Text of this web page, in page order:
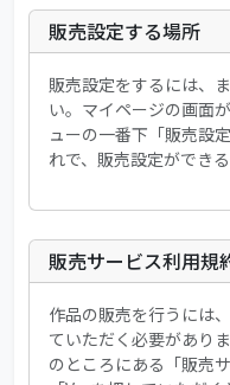
販売設定する場所
販売設定をするには、
い。マイページの画面
ューの一番下「販売設
れで、販売設定ができ
販売サービス利用規
作品の販売を行うには
ていただく必要があり
のところにある「販売